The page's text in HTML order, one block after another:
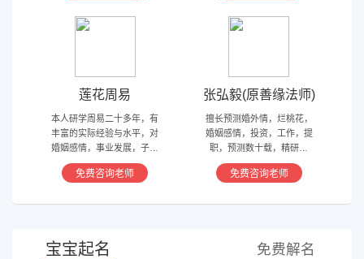
莲花周易
本人研学周易二十多年，有
丰富的实际经验与水平，对
婚姻感情，事业发展，子嗣
香火等方面指引慈航 ，现
在预测指导擅长紫微星斗，
导方案，欢迎有缘人。
免费咨询老师
张弘毅(原善缘法师)
擅长预测婚外情，烂桃花，
婚姻感情，投资，工作，提
职，预测数十载，精研国
学，擅长铁板、太乙，一掌
经，八宫连山易，盲派八字
免费咨询老师
宝宝起名 免费解名